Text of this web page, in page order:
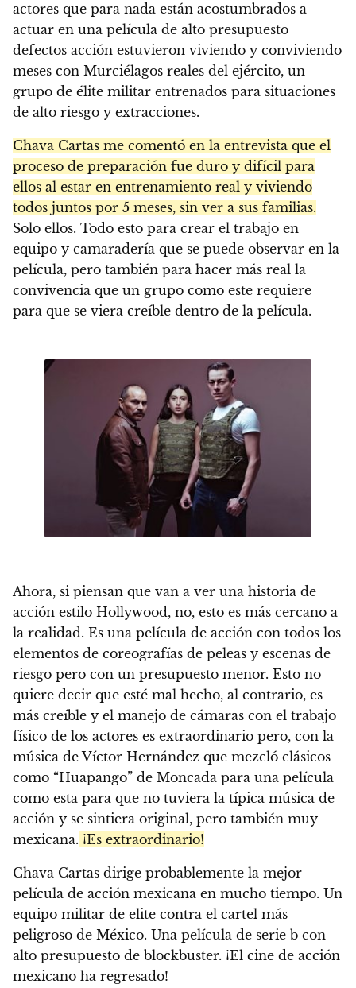
actores que para nada están acostumbrados a
actuar en una película de alto presupuesto
defectos acción estuvieron viviendo y conviviendo
meses con Murciélagos reales del ejército, un
grupo de élite militar entrenados para situaciones
de alto riesgo y extracciones.
Chava Cartas me comentó en la entrevista que el
proceso de preparación fue duro y difícil para
ellos al estar en entrenamiento real y viviendo
todos juntos por 5 meses, sin ver a sus familias.
Solo ellos. Todo esto para crear el trabajo en
equipo y camaradería que se puede observar en la
película, pero también para hacer más real la
convivencia que un grupo como este requiere
para que se viera creíble dentro de la película.
Ahora, si piensan que van a ver una historia de
acción estilo Hollywood, no, esto es más cercano a
la realidad. Es una película de acción con todos los
elementos de coreografías de peleas y escenas de
riesgo pero con un presupuesto menor. Esto no
quiere decir que esté mal hecho, al contrario, es
más creíble y el manejo de cámaras con el trabajo
físico de los actores es extraordinario pero, con la
música de Víctor Hernández que mezcló clásicos
como “Huapango” de Moncada para una película
como esta para que no tuviera la típica música de
acción y se sintiera original, pero también muy
mexicana. ¡Es extraordinario!
Chava Cartas dirige probablemente la mejor
película de acción mexicana en mucho tiempo. Un
equipo militar de elite contra el cartel más
peligroso de México. Una película de serie b con
alto presupuesto de blockbuster. ¡El cine de acción
mexicano ha regresado!